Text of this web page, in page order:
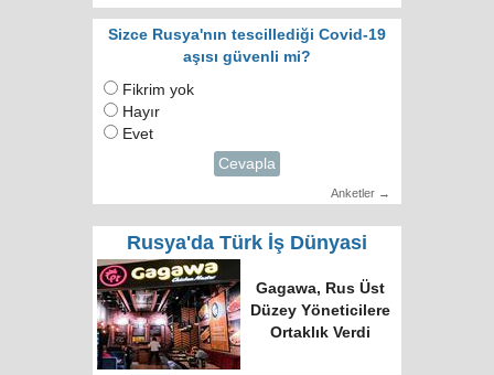
Sizce Rusya'nın tescillediği Covid-19
aşısı güvenli mi?
Fikrim yok
Hayır
Evet
Cevapla
Anketler →
Rusya'da Türk İş Dünyasi
Türk Dünyasında
Tek Bilgi Alanı
Hedefi: Bişkek
Zirvesi ve Yeni
İnsiyatifler